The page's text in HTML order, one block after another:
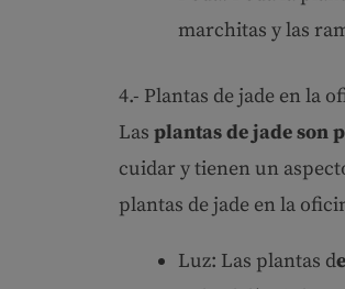
marchitas y las
4.- Plantas de jade en la
Las plantas de jade son
cuidar y tienen un
plantas de jade en la
Luz: Las plantas d